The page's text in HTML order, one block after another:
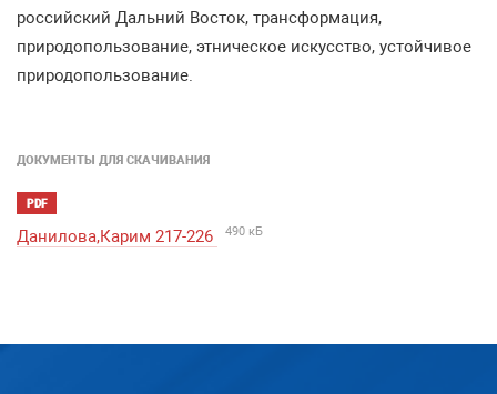
российский Дальний Восток, трансформация,
природопользование, этническое искусство, устойчивое
природопользование.
ДОКУМЕНТЫ ДЛЯ СКАЧИВАНИЯ
PDF
Данилова,Карим 217-226 490 кБ